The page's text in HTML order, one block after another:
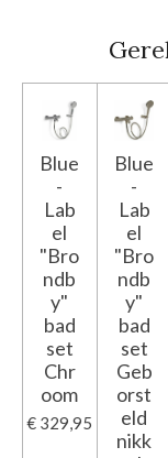
Blue
-
Lab
el
"Bro
ndb
y"
bad
set
Chr
oom
€ 329,95
Blue
-
Lab
el
"Bro
ndb
y"
bad
set
Geb
orst
eld
nikk